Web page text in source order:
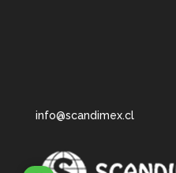
info@scandimex.cl